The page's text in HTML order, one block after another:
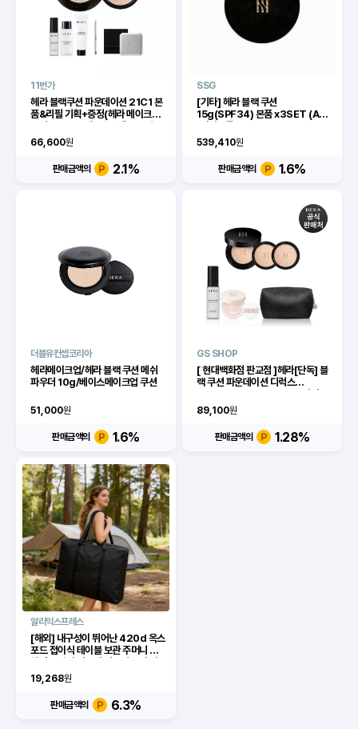
11번가
헤라 블랙쿠션 파운데이션 21C1 본
품&리필 기획+증정(헤라 메이크업
50ml, 1개+클렌징폼, 1개+거울, 1
개+스컬프트 립 컨실러 0.4g, 1개)
66,600원
판매금액의 2.1%
SSG
[기타] 헤라 블랙 쿠션
15g(SPF34) 본품 x3SET (AD)
539,410원
판매금액의 1.6%
더블유컨셉코리아
헤라메이크업/헤라 블랙 쿠션 메쉬
파우더 10g/베이스메이크업 쿠션
51,000원
판매금액의 1.6%
GS SHOP
[ 현대백화점 판교점 ]헤라[단독] 블
랙 쿠션 파운데이션 디럭스
15gx2)
89,100원
판매금액의 1.28%
알리익스프레스
[해외] 내구성이 뛰어난 420d 옥스
포드 접이식 테이블 보관 주머니 강
방 블랙 그레이 색상 가능
19,268원
판매금액의 6.3%